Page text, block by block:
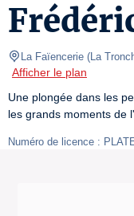
La Faïencerie (La
Afficher le plan
Une plongée dans les
les grands moments de
Numéro de licence :